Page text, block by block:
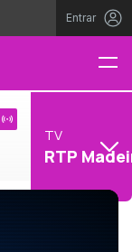
Entrar
TV
RTP